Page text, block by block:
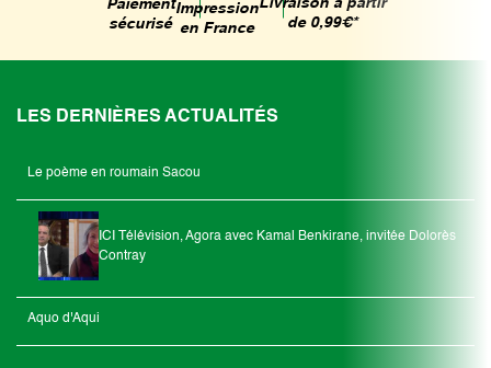
Paiement
sécurisé
Impression
en France
Livraison à partir
de 0,99€*
LES DERNIÈRES ACTUALITÉS
Le poème en roumain Sacou
ICI Télévision, Agora avec Kamal Benkirane, invitée Dolorès
Contray
Aquo d'Aqui